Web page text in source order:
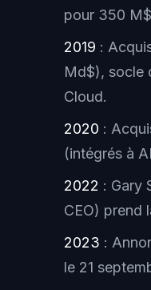
pour 350
2019 :
Md$), socle
Cloud.
2020 :
(intégrés à
2022 : Gary
CEO) prend
2023 :
le 21